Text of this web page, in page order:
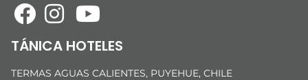
TÁNICA HOTELES
TERMAS AGUAS CALIENTES, PUYEHUE, CHILE